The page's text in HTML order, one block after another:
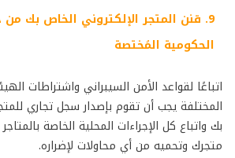
9. قنن المتجر الإلكتروني الخاص بك
الحكومية المُختصة
اتباعًا لقواعد الأمن السيبراني واشتراطات
المختلفة يجب أن تقوم بإصدار سجل تجاري
بك واتباع كل الإجراءات المحلية الخاصة
متجرك وتحميه من أي محاولات لإضراره.